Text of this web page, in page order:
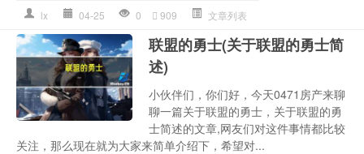
lx 04-25 0 909 文章列表
联盟的勇士(关于联盟的勇士简
述)
小伙伴们，你们好，今天0471房产来聊
聊一篇关于联盟的勇士，关于联盟的勇
士简述的文章,网友们对这件事情都比较
关注，那么现在就为大家来简单介绍下，希望对...